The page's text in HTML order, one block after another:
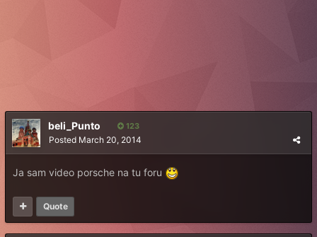
beli_Punto 123
Posted March 20, 2014
Ja sam video porsche na tu foru
Quote